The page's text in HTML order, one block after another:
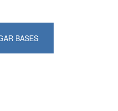
BASES